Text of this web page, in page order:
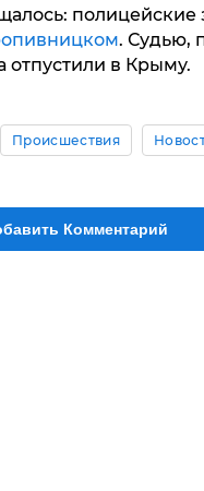
. Судью,
отпустили в Крыму.
Происшествия
Комментарий